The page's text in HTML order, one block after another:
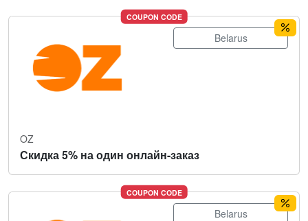
COUPON CODE
Belarus
OZ
Скидка 5% на один онлайн-заказ
COUPON CODE
Belarus